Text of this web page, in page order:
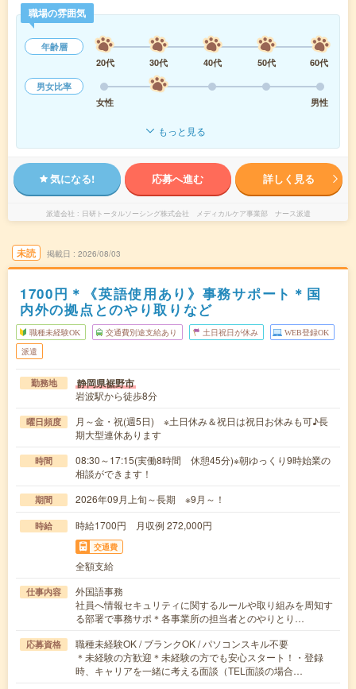
職場の雰囲気
年齢層
20代
30代 40代 50代
60代
男女比率
女性
男性
もっと見る
気になる! 応募へ進む 詳しく見る
派遣会社 日研トータルソーシング株式会社 メディカルケア事業部 ナース派遣
未読 掲載日 2026/08/03
1700円＊《英語使用あり》事務サポート＊国
内外の拠点とのやり取りなど
職種未経験OK 交通費別途支給あり 土日祝日が休み WEB登録OK
派遣
勤務地 静岡県裾野市
岩波駅から徒歩8分
曜日頻度
月～金・祝(週5日) ※土日休み＆祝日は祝日お休みも可♪長
期大型連休あります
時間
08:30～17:15(実働8時間 休憩45分)※朝ゆっくり9時始業の
相談ができます！
期間 2026年09月上旬～長期 ※9月～！
時給 時給1700円 月収例 272,000円
交通費
全額支給
仕事内容
外国語事務
社員へ情報セキュリティに関するルールや取り組みを周知す
る部署で事務サポ＊各事業所の担当者とのやりとり…
応募資格
職種未経験OK / ブランクOK / パソコンスキル不要
＊未経験の方歓迎＊未経験の方でも安心スタート！・登録
時、キャリアを一緒に考える面談（TEL面談の場合…